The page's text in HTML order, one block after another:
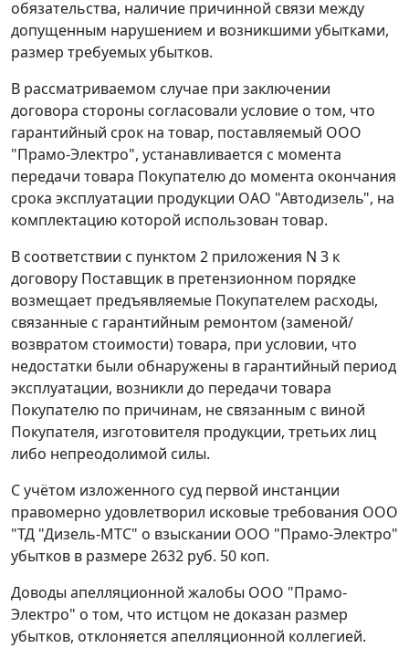
обязательства, наличие причинной связи между
допущенным нарушением и возникшими убытками,
размер требуемых убытков.
В рассматриваемом случае при заключении
договора стороны согласовали условие о том, что
гарантийный срок на товар, поставляемый ООО
"Прамо-Электро", устанавливается с момента
передачи товара Покупателю до момента окончания
срока эксплуатации продукции ОАО "Автодизель", на
комплектацию которой использован товар.
В соответствии с пунктом 2 приложения N 3 к
договору Поставщик в претензионном порядке
возмещает предъявляемые Покупателем расходы,
связанные с гарантийным ремонтом (заменой/
возвратом стоимости) товара, при условии, что
недостатки были обнаружены в гарантийный период
эксплуатации, возникли до передачи товара
Покупателю по причинам, не связанным с виной
Покупателя, изготовителя продукции, третьих лиц
либо непреодолимой силы.
С учётом изложенного суд первой инстанции
правомерно удовлетворил исковые требования ООО
"ТД "Дизель-МТС" о взыскании ООО "Прамо-Электро"
убытков в размере 2632 руб. 50 коп.
Доводы апелляционной жалобы ООО "Прамо-
Электро" о том, что истцом не доказан размер
убытков, отклоняется апелляционной коллегией.